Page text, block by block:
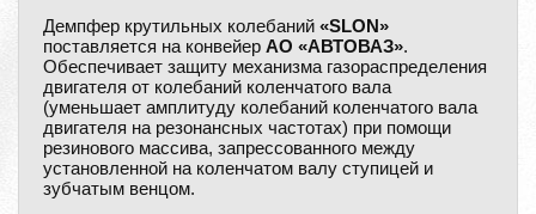
Демпфер крутильных колебаний «SLON»
поставляется на конвейер АО «АВТОВАЗ».
Обеспечивает защиту механизма газораспределения
двигателя от колебаний коленчатого вала
(уменьшает амплитуду колебаний коленчатого вала
двигателя на резонансных частотах) при помощи
резинового массива, запрессованного между
установленной на коленчатом валу ступицей и
зубчатым венцом.